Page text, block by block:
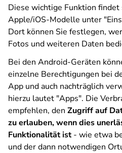
Diese wichtige Funktion findet
Apple/iOS-Modelle unter
Dort können Sie festlegen,
Fotos und weiteren Daten
Bei den Android-Geräten
einzelne Berechtigungen bei
App und auch nachträglich
hierzu lautet "Apps". Die
empfehlen, den Zugriff auf
zu erlauben, wenn dies
Funktionalität ist- wie etwa
und der dann notwendigen